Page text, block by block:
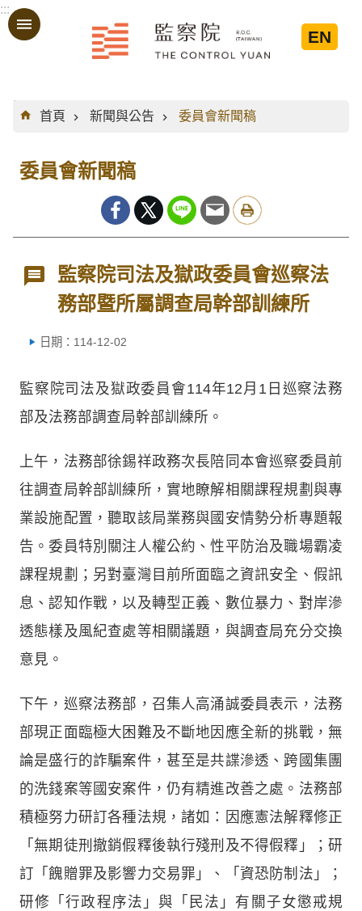
跳到主要內容區塊
:::
EN
:::
首頁
新聞與公告 委員會新聞稿
委員會新聞稿
監察院司法及獄政委員會巡察法
務部暨所屬調查局幹部訓練所
日期：114-12-02
監察院司法及獄政委員會114年12月1日巡察法務
部及法務部調查局幹部訓練所。
上午，法務部徐錫祥政務次長陪同本會巡察委員前
往調查局幹部訓練所，實地瞭解相關課程規劃與專
業設施配置，聽取該局業務與國安情勢分析專題報
告。委員特別關注人權公約、性平防治及職場霸凌
課程規劃；另對臺灣目前所面臨之資訊安全、假訊
息、認知作戰，以及轉型正義、數位暴力、對岸滲
透態樣及風紀查處等相關議題，與調查局充分交換
意見。
下午，巡察法務部，召集人高涌誠委員表示，法務
部現正面臨極大困難及不斷地因應全新的挑戰，無
論是盛行的詐騙案件，甚至是共諜滲透、跨國集團
的洗錢案等國安案件，仍有精進改善之處。法務部
積極努力研訂各種法規，諸如：因應憲法解釋修正
「無期徒刑撤銷假釋後執行殘刑及不得假釋」；研
訂「餽贈罪及影響力交易罪」、「資恐防制法」；
研修「行政程序法」與「民法」有關子女懲戒規